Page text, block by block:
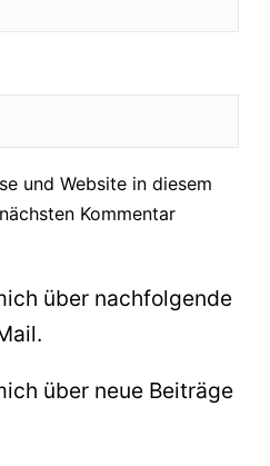
und Website in diesem
Kommentar
über nachfolgende
über neue Beiträge